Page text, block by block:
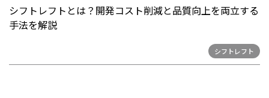
シフトレフトとは？開発コスト削減と品質向上を両立する
手法を解説
シフトレフト